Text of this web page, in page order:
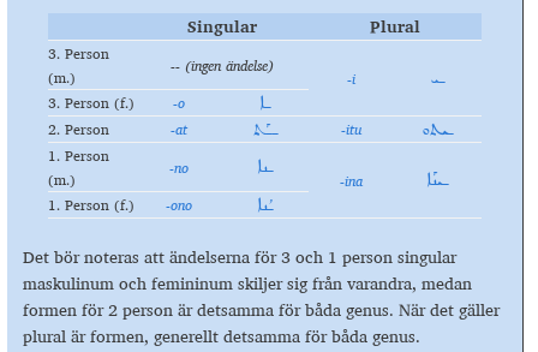
Singular Plural
3. Person
(m.)
-- (ingen ändelse) -i ـܝ
3. Person (f.) -o ـܐ
2. Person -at ــܰܬ -itu ـܝܬܘ
1. Person
(m.)
-no ـܢܐ -ina ـܝܢܰܐ
1. Person (f.) -ono ـܳܢܐ
Det bör noteras att ändelserna för 3 och 1 person singular
maskulinum och femininum skiljer sig från varandra, medan
formen för 2 person är detsamma för båda genus. När det gäller
plural är formen, generellt detsamma för båda genus.